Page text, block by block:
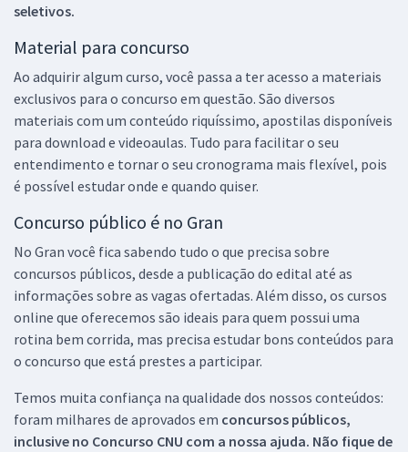
seletivos.
Material para concurso
Ao adquirir algum curso, você passa a ter acesso a materiais
exclusivos para o concurso em questão. São diversos
materiais com um conteúdo riquíssimo, apostilas disponíveis
para download e videoaulas. Tudo para facilitar o seu
entendimento e tornar o seu cronograma mais flexível, pois
é possível estudar onde e quando quiser.
Concurso público é no Gran
No Gran você fica sabendo tudo o que precisa sobre
concursos públicos, desde a publicação do edital até as
informações sobre as vagas ofertadas. Além disso, os cursos
online que oferecemos são ideais para quem possui uma
rotina bem corrida, mas precisa estudar bons conteúdos para
o concurso que está prestes a participar.
Temos muita confiança na qualidade dos nossos conteúdos:
foram milhares de aprovados em concursos públicos,
inclusive no Concurso CNU com a nossa ajuda. Não fique de